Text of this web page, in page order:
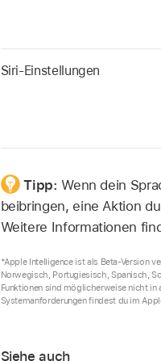
Siri-Einstellungen
Tipp:Wenn dein
beibringen, eine Aktion
Weitere Informationen
*Apple Intelligence ist als Beta-Version
Norwegisch, Portugiesisch, Spanisch,
Funktionen sind möglicherweise nicht in
Systemanforderungen findest du im
Siehe auch